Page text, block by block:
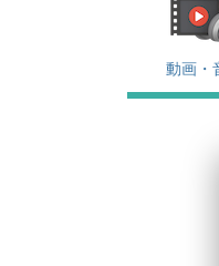
動画・